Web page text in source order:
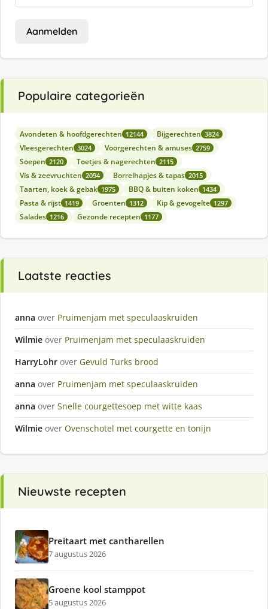
Aanmelden
Populaire categorieën
Avondeten & hoofdgerechten 12144 Bijgerechten 3824
Vleesgerechten 3024 Voorgerechten & amuses 2759
Soepen 2120 Toetjes & nagerechten 2115
Vis & zeevruchten 2094 Borrelhapjes & tapas 2015
Taarten, koek & gebak 1975 BBQ & buiten koken 1434
Pasta & rijst 1419 Groenten 1312 Kip & gevogelte 1297
Salades 1216 Gezonde recepten 1177
Laatste reacties
anna over Pruimenjam met speculaaskruiden
Wilmie over Pruimenjam met speculaaskruiden
HarryLohr over Gevuld Turks brood
anna over Pruimenjam met speculaaskruiden
anna over Snelle courgettesoep met witte kaas
Wilmie over Ovenschotel met courgette en tonijn
Nieuwste recepten
Preitaart met cantharellen
7 augustus 2026
Groene kool stamppot
5 augustus 2026